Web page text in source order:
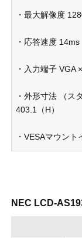
・最大解像度
・応答速度 14ms
・入力端子 VGA
・外形寸法 （ス
403.1（H）
・VESAマウン
NEC LCD-